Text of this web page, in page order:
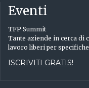
Eventi
TFP Summit
Tante aziende in cerca di
lavoro liberi per
ISCRIVITI GRATIS!